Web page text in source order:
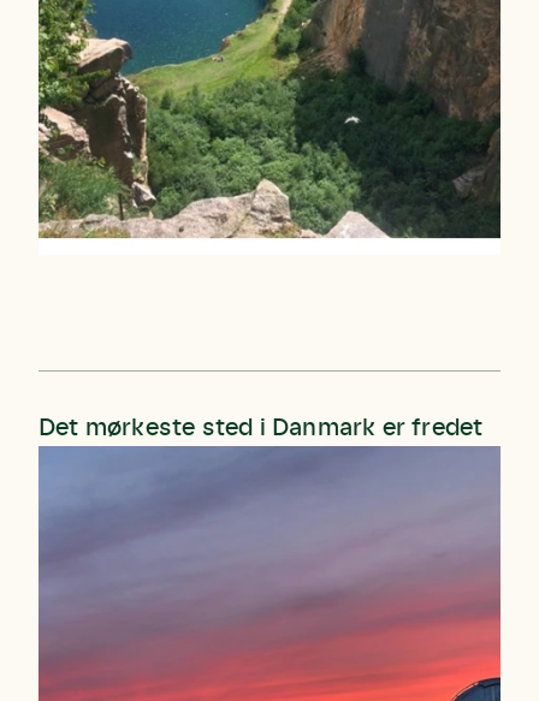
Det mørkeste sted i Danmark er fredet